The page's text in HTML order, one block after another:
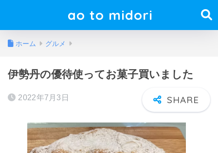
ao to midori
ホーム グルメ
伊勢丹の優待使ってお菓子買いました
2022年7月3日